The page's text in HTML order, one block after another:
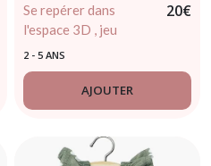
Se repérer dans
l'espace 3D , jeu
d'observation -
JANOD - dès 3 ans
20€
2 - 5 ANS
AJOUTER